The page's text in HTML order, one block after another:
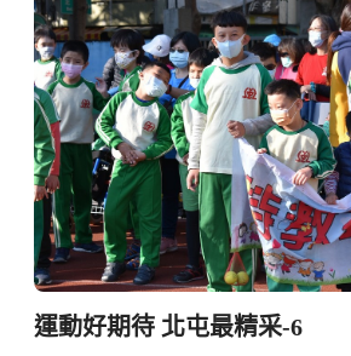
運動好期待 北屯最精采-6